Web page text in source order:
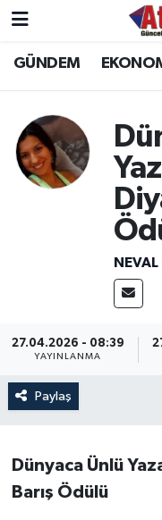
GÜNDEM
27.04.2026 - 08:39
YAYINLANMA
Paylaş
Dünyaca Ünlü
Barış Ödülü
Hava Durumu
Trafik Durumu
Süper Lig Puan
Tüm Manşetler
Haber Arşivi